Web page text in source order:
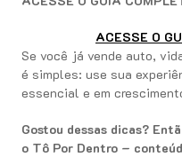
ACESSE O
Se você já vende auto,
é simples: use sua
essencial e em
Gostou dessas dicas?
o Tô Por Dentro –